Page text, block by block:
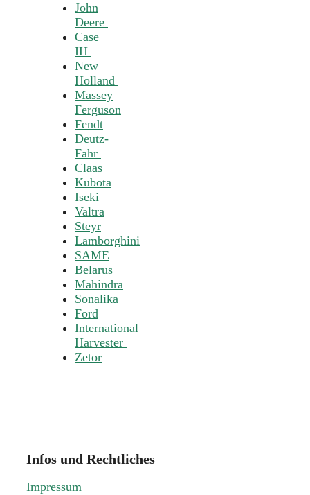
John
Deere
Case
IH
New
Holland
Massey
Ferguson
Fendt
Deutz-
Fahr
Claas
Kubota
Iseki
Valtra
Steyr
Lamborghini
SAME
Belarus
Mahindra
Sonalika
Ford
International
Harvester
Zetor
Infos und Rechtliches
Impressum